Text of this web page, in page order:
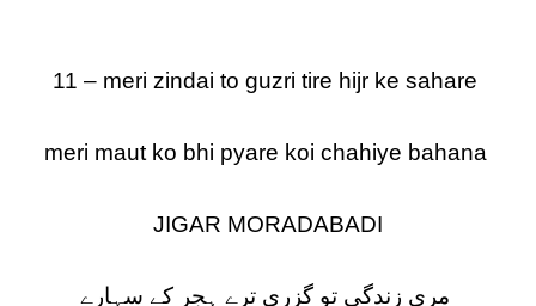
11 – meri zindai to guzri tire hijr ke sahare
meri maut ko bhi pyare koi chahiye bahana
JIGAR MORADABADI